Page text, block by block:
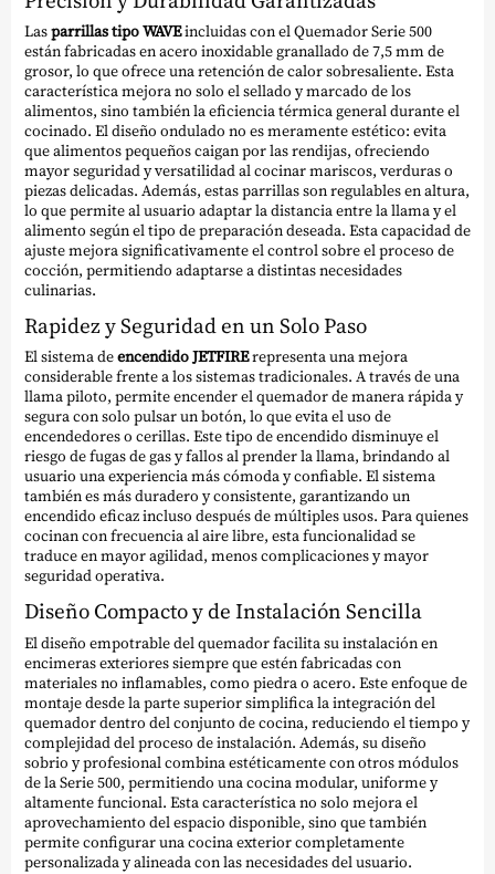
Lasparrillas tipo WAVEincluidas con el Quemador Serie 500
están fabricadas en acero inoxidable granallado de 7,5 mm de
grosor, lo que ofrece una retención de calor sobresaliente. Esta
característica mejora no solo el sellado y marcado de los
alimentos, sino también la eficiencia térmica general durante el
cocinado. El diseño ondulado no es meramente estético: evita
que alimentos pequeños caigan por las rendijas, ofreciendo
mayor seguridad y versatilidad al cocinar mariscos, verduras o
piezas delicadas. Además, estas parrillas son regulables en altura,
lo que permite al usuario adaptar la distancia entre la llama y el
alimento según el tipo de preparación deseada. Esta capacidad de
ajuste mejora significativamente el control sobre el proceso de
cocción, permitiendo adaptarse a distintas necesidades
culinarias.
Rapidez y Seguridad en un Solo Paso
El sistema deencendido JETFIRErepresenta una mejora
considerable frente a los sistemas tradicionales. A través de una
llama piloto, permite encender el quemador de manera rápida y
segura con solo pulsar un botón, lo que evita el uso de
encendedores o cerillas. Este tipo de encendido disminuye el
riesgo de fugas de gas y fallos al prender la llama, brindando al
usuario una experiencia más cómoda y confiable. El sistema
también es más duradero y consistente, garantizando un
encendido eficaz incluso después de múltiples usos. Para quienes
cocinan con frecuencia al aire libre, esta funcionalidad se
traduce en mayor agilidad, menos complicaciones y mayor
seguridad operativa.
Diseño Compacto y de Instalación Sencilla
El diseño empotrable del quemador facilita su instalación en
encimeras exteriores siempre que estén fabricadas con
materiales no inflamables, como piedra o acero. Este enfoque de
montaje desde la parte superior simplifica la integración del
quemador dentro del conjunto de cocina, reduciendo el tiempo y
complejidad del proceso de instalación. Además, su diseño
sobrio y profesional combina estéticamente con otros módulos
de la Serie 500, permitiendo una cocina modular, uniforme y
altamente funcional. Esta característica no solo mejora el
aprovechamiento del espacio disponible, sino que también
permite configurar una cocina exterior completamente
personalizada y alineada con las necesidades del usuario.